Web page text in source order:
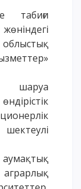
табиғи
облыстық
шектеулі